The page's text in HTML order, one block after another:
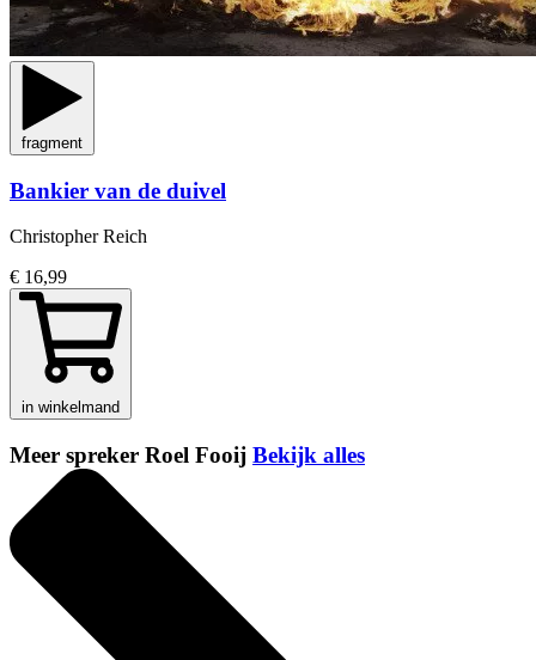
fragment
Bankier van de duivel
Christopher Reich
€ 16,99
in winkelmand
Meer spreker Roel Fooij Bekijk alles